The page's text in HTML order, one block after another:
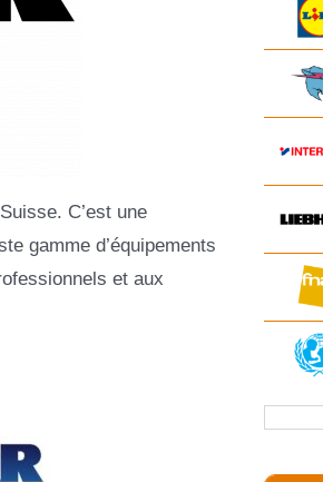
C’est une
gamme d’équipements
et aux